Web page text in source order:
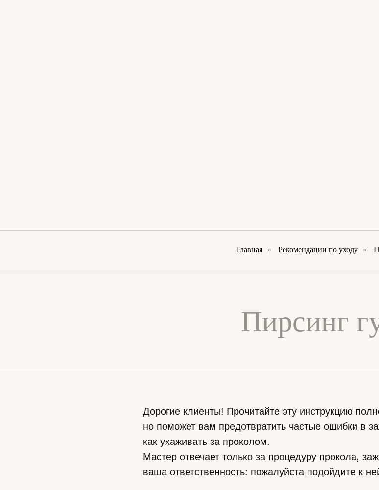
Главная » Рекомендации по уходу »
Пирсинг
Дорогие клиенты! Прочитайте эту инструкцию
но поможет вам предотвратить частые ошибки в
как ухаживать за проколом.
Мастер отвечает только за процедуру прокола,
ваша ответственность: пожалуйста подойдите к